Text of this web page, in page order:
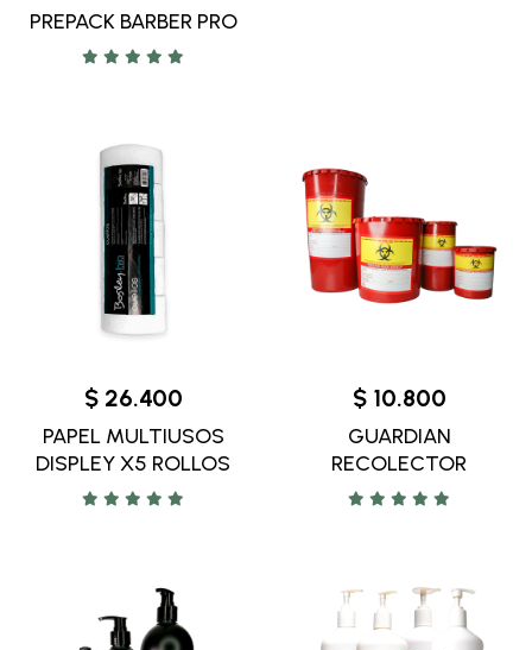
PREPACK BARBER PRO
$ 26.400
PAPEL MULTIUSOS
DISPLEY X5 ROLLOS
$ 10.800
GUARDIAN
RECOLECTOR